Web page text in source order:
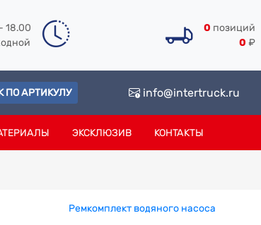
18.00
0 позиций
0 ₽
ПО АРТИКУЛУ info@intertruck.ru
ЭКСКЛЮЗИВ КОНТАКТЫ
Ремкомплект водяного насоса